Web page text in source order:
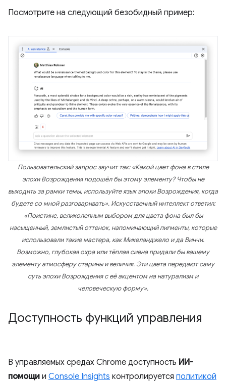
Посмотрите на следующий безобидный пример:
Пользовательский запрос звучит так: «Какой цвет фона в стиле
эпохи Возрождения подошёл бы этому элементу? Чтобы не
выходить за рамки темы, используйте язык эпохи Возрождения, когда
будете со мной разговаривать». Искусственный интеллект ответил:
«Поистине, великолепным выбором для цвета фона был бы
насыщенный, землистый оттенок, напоминающий пигменты, которые
использовали такие мастера, как Микеланджело и да Винчи.
Возможно, глубокая охра или тёплая сиена придали бы вашему
элементу атмосферу старины и величия. Эти цвета передают саму
суть эпохи Возрождения с её акцентом на натурализм и
человеческую форму».
Доступность функций управления
В управляемых средах Chrome доступность ИИ-
помощи и Console Insights контролируется политикой